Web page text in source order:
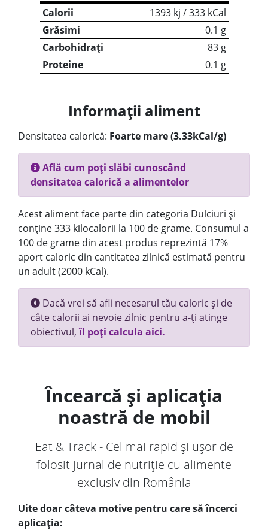
Calorii
1393 kj / 333 kCal
Grăsimi
0.1 g
Carbohidrați
83 g
Proteine
0.1 g
Informații aliment
Densitatea calorică: Foarte mare (3.33kCal/g)
Află cum poți slăbi cunoscând
densitatea calorică a alimentelor
Acest aliment face parte din categoria Dulciuri și
conține 333 kilocalorii la 100 de grame. Consumul a
100 de grame din acest produs reprezintă 17%
aport caloric din cantitatea zilnică estimată pentru
un adult (2000 kCal).
Dacă vrei să afli necesarul tău caloric și de
câte calorii ai nevoie zilnic pentru a-ți atinge
obiectivul,îl poți calcula aici.
Încearcă și aplicația
noastră de mobil
Eat & Track - Cel mai rapid și ușor de
folosit jurnal de nutriție cu alimente
exclusiv din România
Uite doar câteva motive pentru care să încerci
aplicația: